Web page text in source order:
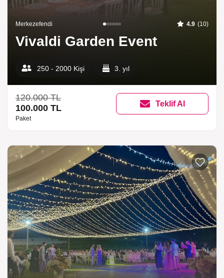
Merkezefendi 4.9 (10)
Vivaldi Garden Event
250 - 2000 Kişi 3. yıl
120.000 TL
100.000 TL
Paket
Teklif Al